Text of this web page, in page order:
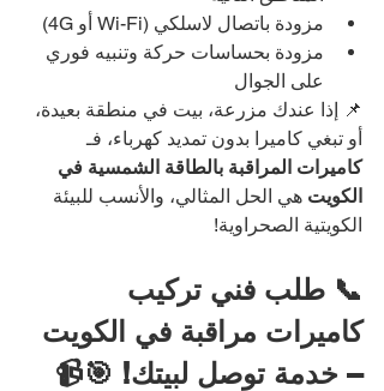
مزودة باتصال لاسلكي (Wi-Fi أو 4G)
مزودة بحساسات حركة وتنبيه فوري
على الجوال
📌 إذا عندك مزرعة، بيت في منطقة بعيدة،
أو تبغي كاميرا بدون تمديد كهرباء، فـ
كاميرات المراقبة بالطاقة الشمسية في
الكويت هي الحل المثالي، والأنسب للبيئة
الكويتية الصحراوية!
📞 طلب فني تركيب
كاميرات مراقبة في الكويت
– خدمة توصل لبيتك! 🎯📹